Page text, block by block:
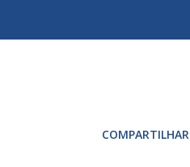
COMPARTILHAR